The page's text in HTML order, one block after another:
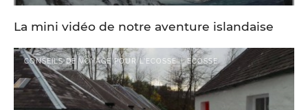
La mini vidéo de notre aventure islandaise
CONSEILS DE VOYAGE POUR L'ECOSSE ECOSSE